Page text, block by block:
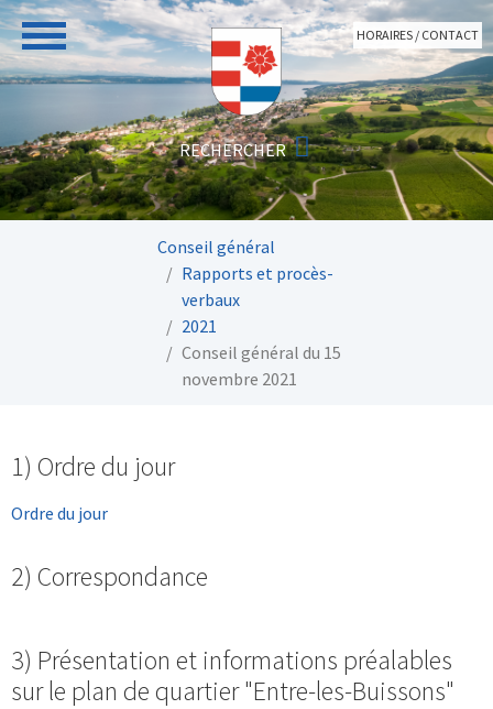
Aller au contenu principal
HORAIRES / CONTACT
Conseil général
Rapports et procès-
verbaux
2021
Conseil général du 15
novembre 2021
1) Ordre du jour
Ordre du jour
2) Correspondance
3) Présentation et informations préalables
sur le plan de quartier "Entre-les-Buissons"